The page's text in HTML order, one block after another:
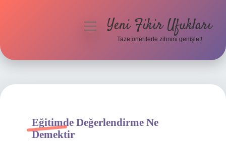
Hakkımızda
menüyüYeni Fikir Ufukları
Taze önerilerle zihnini genişlet!
Eğitimde Değerlendirme Ne
Demektir